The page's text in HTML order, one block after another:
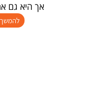
אך היא גם